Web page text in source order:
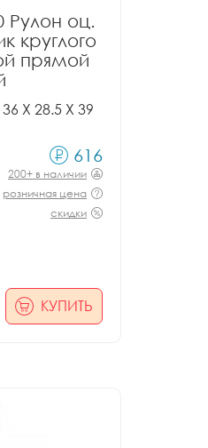
Рулон оц.
круглого
прямой
X 28.5 X 39
616
200+ в наличии
розничная цена
скидки
КУПИТЬ